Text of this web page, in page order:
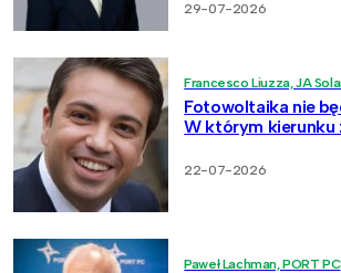
29-07-2026
Francesco Liuzza, JA
Fotowoltaika nie
W którym kierunku
22-07-2026
Paweł Lachman, PORT PC